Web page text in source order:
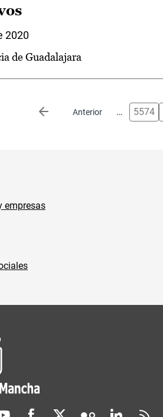
2020
de Guadalajara
Anterior
Página anterior … 5574
empresas